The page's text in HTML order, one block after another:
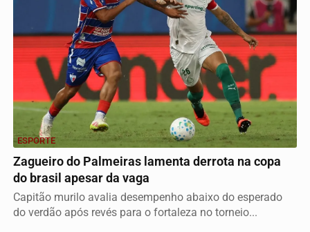
ESPORTE
Zagueiro do Palmeiras lamenta derrota na copa
do brasil apesar da vaga
Capitão murilo avalia desempenho abaixo do esperado
do verdão após revés para o fortaleza no torneio...